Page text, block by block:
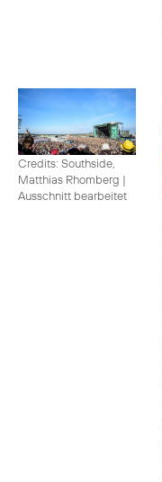
Credits: Southside,
Matthias Rhomberg |
Ausschnitt bearbeitet